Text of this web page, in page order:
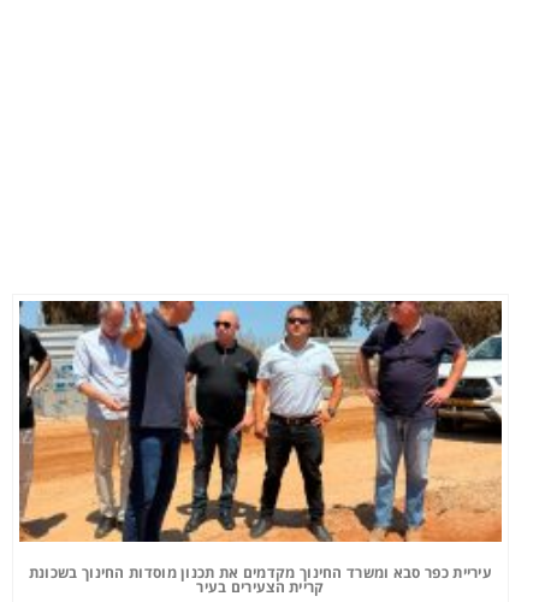
עיריית כפר סבא ומשרד החינוך מקדמים את תכנון מוסדות החינוך בשכונת
קריית הצעירים בעיר